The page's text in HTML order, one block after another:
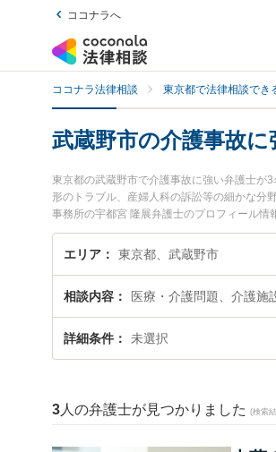
ココナラへ
ココナラ法律相談 東京都で法律相談でき
武蔵野市の介護事故に
東京都の武蔵野市で介護事故に強い弁護士が
形のトラブル、産婦人科の訴訟等の細かな分
事務所の宇都宮 隆展弁護士のプロフィール
たい』『介護事故のトラブル解決の実績豊富
談者さんにおすすめです。
エリア 東京都、武蔵野市
相談内容 医療・介護問題、介護施
詳細条件 未選択
3 人の弁護士が見つかりました (検索